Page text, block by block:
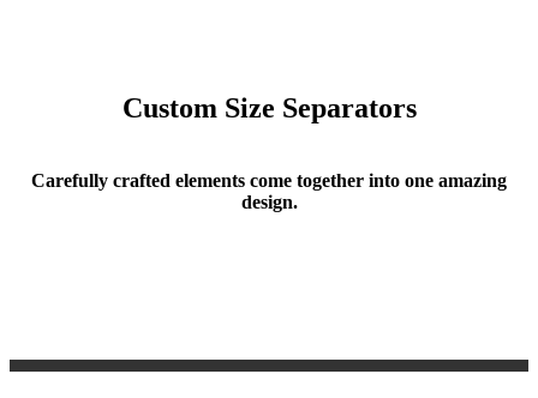
Custom Size Separators
Carefully crafted elements come together into one amazing
design.